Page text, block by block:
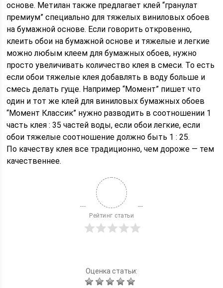
основе. Метилан также предлагает клей “гранулат
премиум” специально для тяжелых виниловых обоев
на бумажной основе. Если говорить откровенно,
клеить обои на бумажной основе и тяжелые и легкие
можно любым клеем для бумажных обоев, нужно
просто увеличивать количество клея в смеси. То есть
если обои тяжелые клея добавлять в воду больше и
смесь делать гуще. Например “Момент” пишет что
один и тот же клей для виниловых бумажных обоев
“Момент Классик” нужно разводить в соотношении 1
часть клея : 35 частей воды, если обои легкие, если
обои тяжелые соотношение должно быть 1 : 25.
По качеству клея все традиционно, чем дороже — тем
качественнее.
Рейтинг статьи
Оценка статьи: